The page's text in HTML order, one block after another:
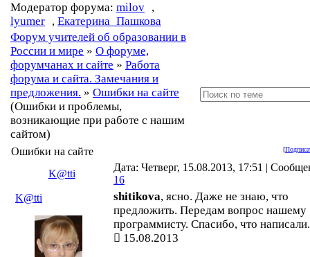
Модератор форума: milov ,
lyumer , Екатерина_Пашкова
Форум учителей об образовании в
России и мире » О форуме,
форумчанах и сайте » Работа
форума и сайта. Замечания и
предложения. » Ошибки на сайте
(Ошибки и проблемы,
возникающие при работе с нашим
сайтом)
[
Ошибки на сайте
K@tti
Дата: Четверг, 15.08.2013, 17:51 |
16
K@tti
shitikova, ясно. Даже не знаю, что
предложить. Передам вопрос нашему
программисту. Спасибо, что написали.
15.08.2013